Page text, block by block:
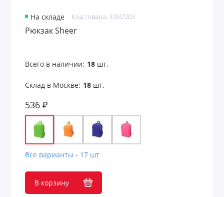
На складе Код товара: 3.937203
Рюкзак Sheer
Всего в наличии: 18шт.
Склад в Москве: 18шт.
536 ₽
Все варианты - 17 шт
В корзину